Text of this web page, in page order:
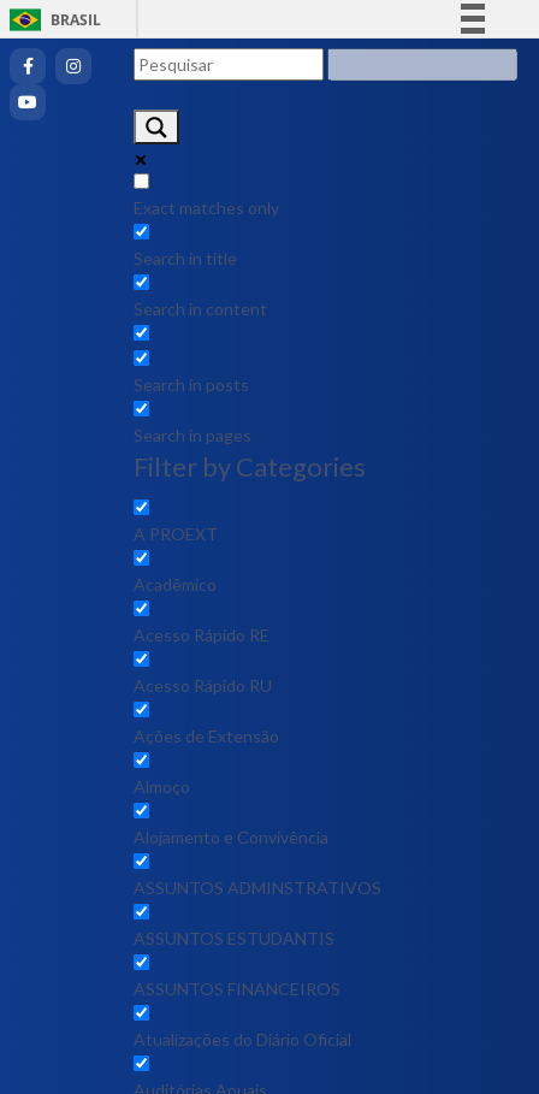
BRASIL
Exact matches only
Search in title
Search in content
Search in posts
Search in pages
Filter by Categories
A PROEXT
Acadêmico
Acesso Rápido RE
Acesso Rápido RU
Ações de Extensão
Almoço
Alojamento e Convivência
ASSUNTOS ADMINSTRATIVOS
ASSUNTOS ESTUDANTIS
ASSUNTOS FINANCEIROS
Atualizações do Diário Oficial